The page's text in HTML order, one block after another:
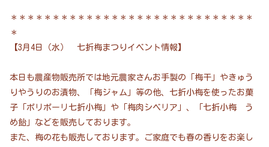
＊＊＊＊＊＊＊＊＊＊＊＊＊＊＊＊＊＊＊＊＊＊＊＊＊＊＊＊＊
＊
【3月4日（水） 七折梅まつりイベント情報】
本日も農産物販売所では地元農家さんお手製の「梅干」やきゅう
りやうりのお漬物、「梅ジャム」等の他、七折小梅を使ったお菓
子「ポリポーリ七折小梅」や「梅肉シベリア」、「七折小梅 う
め飴」などを販売しております。
また、梅の花も販売しております。ご家庭でも春の香りをお楽し